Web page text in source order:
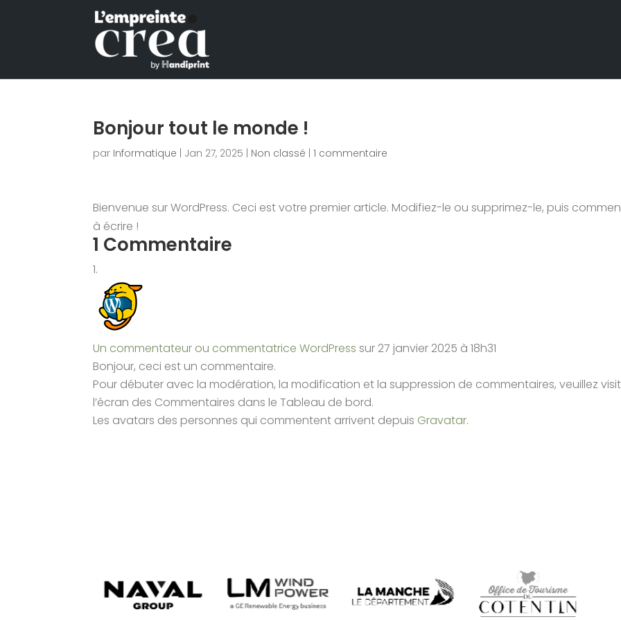
Bonjour tout le monde !
par Informatique Jan 27, 2025 Non classé |1 commentaire
Bienvenue sur WordPress. Ceci est votre premier article. Modifiez-le ou supprimez-le, puis
à écrire !
1 Commentaire
Un commentateur ou commentatrice WordPress sur 27 janvier 2025 à 18h31
Bonjour, ceci est un commentaire.
Pour débuter avec la modération, la modification et la suppression de commentaires, veuillez
l’écran des Commentaires dans le Tableau de bord.
Les avatars des personnes qui commentent arrivent depuis Gravatar.